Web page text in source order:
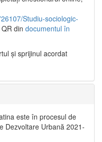
Studiu-sociologic-
din documentul în
şi sprijinul acordat
este în procesul de
Dezvoltare Urbană 2021‐